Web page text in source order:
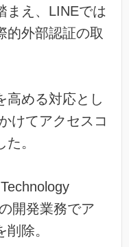
まえ、LINEでは
的外部認証の取
高める対応とし
けてアクセスコ
。
開発業務でア
除。